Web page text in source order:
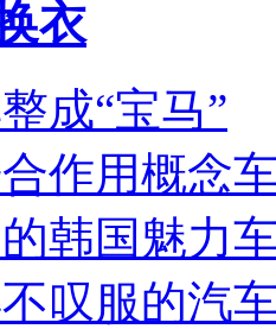
衣
成“宝马”
作用概念
韩国魅力
叹服的汽